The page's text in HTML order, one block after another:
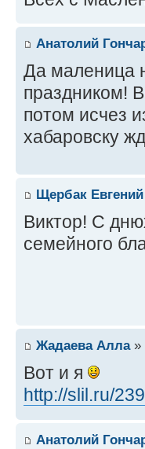
Анатолий
Да маленица
праздником!
потом исчез
хабаровску
Щербак Евгений
Виктор! С
семейного
Жадаева Алла»
Вот и я
http://slil.ru/
Анатолий